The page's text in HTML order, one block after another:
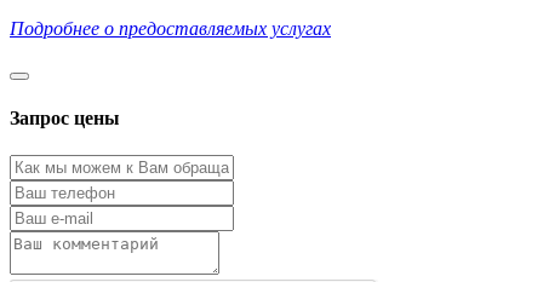
Подробнее о предоставляемых услугах
Запрос цены